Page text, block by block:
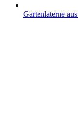
Gartenlaterne